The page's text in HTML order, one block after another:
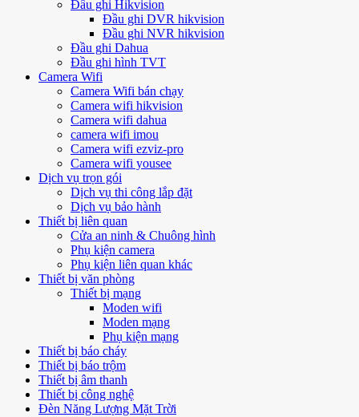
Đầu ghi Hikvision
Đầu ghi DVR hikvision
Đầu ghi NVR hikvision
Đầu ghi Dahua
Đầu ghi hình TVT
Camera Wifi
Camera Wifi bán chạy
Camera wifi hikvision
Camera wifi dahua
camera wifi imou
Camera wifi ezviz-pro
Camera wifi yousee
Dịch vụ trọn gói
Dịch vụ thi công lắp đặt
Dịch vụ bảo hành
Thiết bị liên quan
Cửa an ninh & Chuông hình
Phụ kiện camera
Phụ kiện liên quan khác
Thiết bị văn phòng
Thiết bị mạng
Moden wifi
Moden mạng
Phụ kiện mạng
Thiết bị báo cháy
Thiết bị báo trộm
Thiết bị âm thanh
Thiết bị công nghệ
Đèn Năng Lượng Mặt Trời